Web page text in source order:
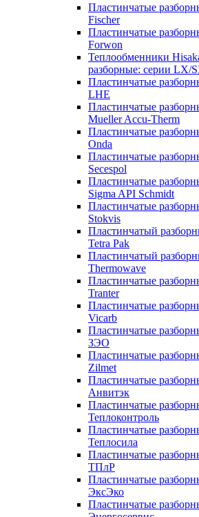
Пластинчатые
Fischer
Пластинчатые
Forwon
Теплообменники
разборные: серии LX/
Пластинчатые
LHE
Пластинчатые
Mueller Accu-Therm
Пластинчатые
Onda
Пластинчатые
Secespol
Пластинчатые
Sigma API Schmidt
Пластинчатые
Stokvis
Пластинчатый
Tetra Pak
Пластинчатый
Thermowave
Пластинчатые
Tranter
Пластинчатые
Vicarb
Пластинчатые
ЗЭО
Пластинчатые
Zilmet
Пластинчатые
Анвитэк
Пластинчатые
Теплоконтроль
Пластинчатые
Теплосила
Пластинчатые
ТПлР
Пластинчатые
ЭксЭко
Пластинчатые